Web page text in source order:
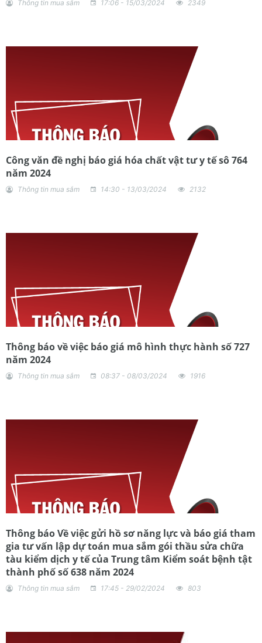
Thông tin mua sắm 17:06 - 15/03/2024 2349
Công văn đề nghị báo giá hóa chất vật tư y tế sô 764
năm 2024
Thông tin mua sắm 14:30 - 13/03/2024 2132
Thông báo về việc báo giá mô hình thực hành số 727
năm 2024
Thông tin mua sắm 08:37 - 08/03/2024 1916
Thông báo Về việc gửi hồ sơ năng lực và báo giá tham
gia tư vấn lập dự toán mua sắm gói thầu sửa chữa
tàu kiểm dịch y tế của Trung tâm Kiểm soát bệnh tật
thành phố số 638 năm 2024
Thông tin mua sắm 17:45 - 29/02/2024 803